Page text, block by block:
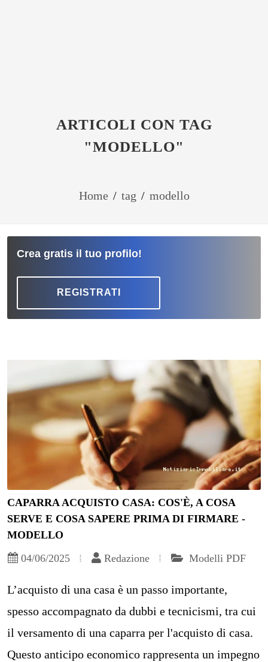
ARTICOLI CON TAG
"MODELLO"
Home / tag / modello
Crea gratis il tuo profilo!
REGISTRATI
CAPARRA ACQUISTO CASA: COS'È, A COSA
SERVE E COSA SAPERE PRIMA DI FIRMARE -
MODELLO
04/06/2025
Redazione Modelli PDF
L’acquisto di una casa è un passo importante,
spesso accompagnato da dubbi e tecnicismi, tra cui
il versamento di una caparra per l'acquisto di casa.
Questo anticipo economico rappresenta un impegno